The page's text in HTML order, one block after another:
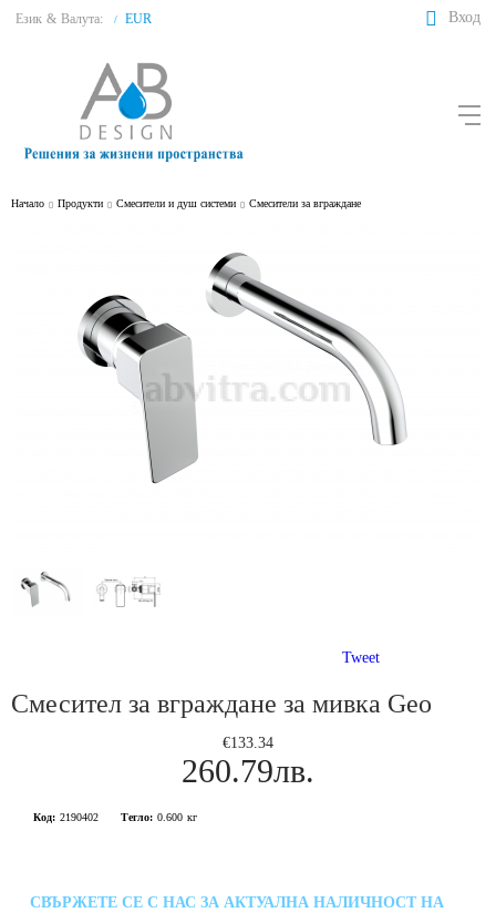
Език & Валута: / EUR Вход
Начало Продукти Смесители и душ системи Смесители за вграждане
Tweet
Смесител за вграждане за мивка Geo
€133.34
260.79лв.
Код: 2190402 Тегло: 0.600 кг
СВЪРЖЕТЕ СЕ С НАС ЗА АКТУАЛНА НАЛИЧНОСТ НА